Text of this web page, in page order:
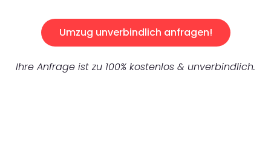
Umzug unverbindlich anfragen!
Ihre Anfrage ist zu 100% kostenlos & unverbindlich.